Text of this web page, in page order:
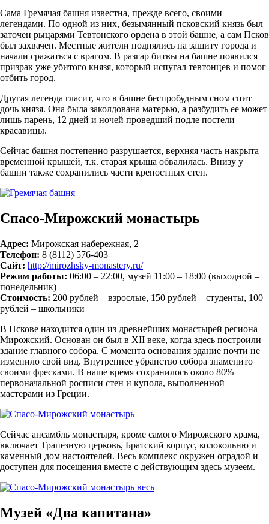
Сама Гремячая башня известна, прежде всего, своими
легендами. По одной из них, безымянный псковский князь был
заточен рыцарями Тевтонского ордена в этой башне, а сам Псков
был захвачен. Местные жители поднялись на защиту города и
начали сражаться с врагом. В разгар битвы на башне появился
призрак уже убитого князя, который испугал тевтонцев и помог
отбить город.
Другая легенда гласит, что в башне беспробудным сном спит
дочь князя. Она была заколдована матерью, а разбудить ее может
лишь парень, 12 дней и ночей проведший подле постели
красавицы.
Сейчас башня постепенно разрушается, верхняя часть накрыта
временной крышей, т.к. старая крыша обвалилась. Внизу у
башни также сохранились части крепостных стен.
Спасо-Мирожский монастырь
Адрес: Мирожская набережная, 2
Телефон: 8 (8112) 576-403
Сайт: http://mirozhsky-monastery.ru/
Режим работы: 06:00 – 22:00, музей 11:00 – 18:00 (выходной –
понедельник)
Стоимость: 200 рублей – взрослые, 150 рублей – студенты, 100
рублей – школьники
В Пскове находится один из древнейших монастырей региона –
Мирожский. Основан он был в XII веке, когда здесь построили
здание главного собора. С момента основания здание почти не
изменило свой вид. Внутреннее убранство собора знаменито
своими фресками. В наше время сохранилось около 80%
первоначальной росписи стен и купола, выполненной
мастерами из Греции.
Сейчас ансамбль монастыря, кроме самого Мирожского храма,
включает Трапезную церковь, Братский корпус, колокольню и
каменный дом настоятелей. Весь комплекс окружен оградой и
доступен для посещения вместе с действующим здесь музеем.
Музей «Два капитана»